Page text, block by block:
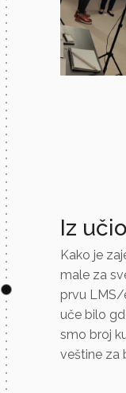
Iz
Kako je
male za
prvu LMS/
uče bilo
smo broj
veštine za